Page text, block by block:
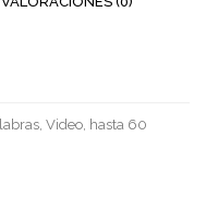
Video, hasta 60